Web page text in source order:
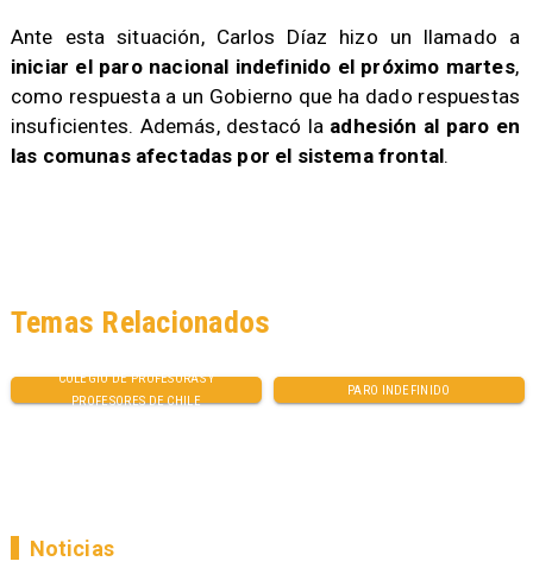
Ante esta situación, Carlos Díaz hizo un llamado a
iniciar el paro nacional indefinido el próximo martes,
como respuesta a un Gobierno que ha dado respuestas
insuficientes. Además, destacó la adhesión al paro en
las comunas afectadas por el sistema frontal.
COLEGIO DE PROFESORAS Y
PROFESORES DE CHILE
PARO INDEFINIDO
Temas Relacionados
Noticias